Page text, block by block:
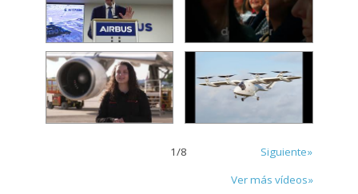
1/8
Siguiente»
Ver más vídeos»